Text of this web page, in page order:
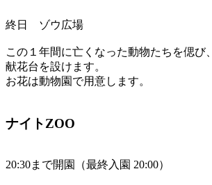
終日 ゾウ広場
この１年間に亡くなった動物たちを偲び、
献花台を設けます。
お花は動物園で用意します。
ナイトZOO
20:30まで開園（最終入園 20:00）